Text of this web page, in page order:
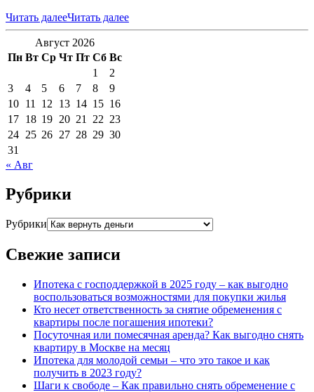
Читать далееЧитать далее
Август 2026
Пн Вт Ср Чт Пт Сб Вс
1
2
3
4 5 6 7 8
9
10 11 12 13 14 15 16
17 18 19 20 21 22 23
24 25 26 27 28 29 30
31
« Авг
Рубрики
Рубрики
Свежие записи
Ипотека с господдержкой в 2025 году – как выгодно
воспользоваться возможностями для покупки жилья
Кто несет ответственность за снятие обременения с
квартиры после погашения ипотеки?
Посуточная или помесячная аренда? Как выгодно снять
квартиру в Москве на месяц
Ипотека для молодой семьи – что это такое и как
получить в 2023 году?
Шаги к свободе – Как правильно снять обременение с